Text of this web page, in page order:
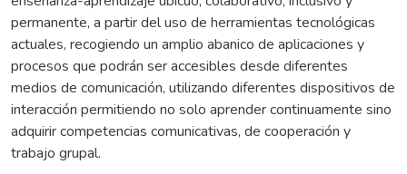
permanente, a partir del uso de herramientas tecnológicas
actuales, recogiendo un amplio abanico de aplicaciones y
procesos que podrán ser accesibles desde diferentes
medios de comunicación, utilizando diferentes dispositivos de
interacción permitiendo no solo aprender continuamente sino
adquirir competencias comunicativas, de cooperación y
trabajo grupal.